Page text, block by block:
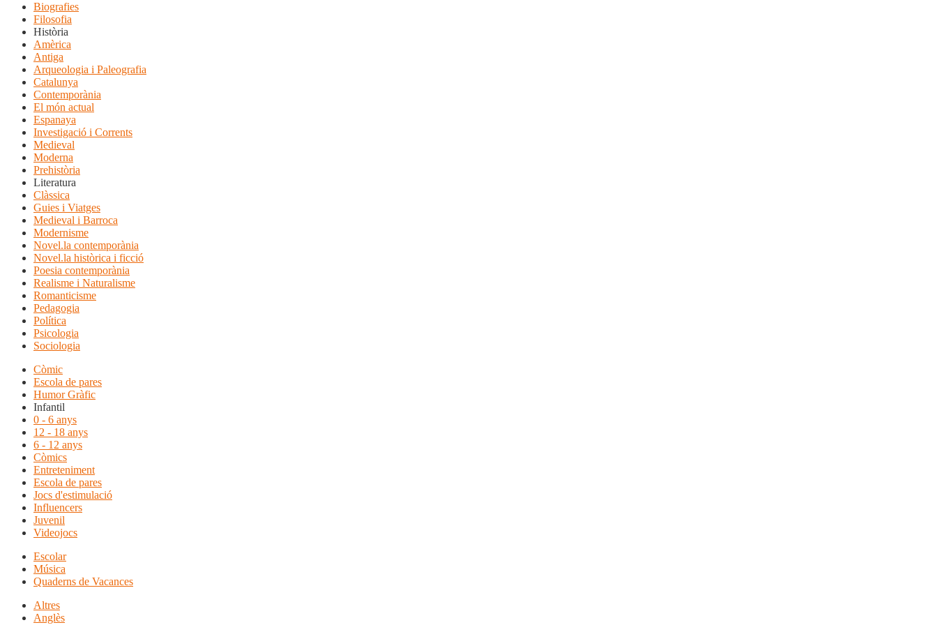
Biografies
Filosofia
Història
Amèrica
Antiga
Arqueologia i Paleografia
Catalunya
Contemporània
El món actual
Espanaya
Investigació i Corrents
Medieval
Moderna
Prehistòria
Literatura
Clàssica
Guies i Viatges
Medieval i Barroca
Modernisme
Novel.la contemporània
Novel.la històrica i ficció
Poesia contemporània
Realisme i Naturalisme
Romanticisme
Pedagogia
Política
Psicologia
Sociologia
Còmic
Escola de pares
Humor Gràfic
Infantil
0 - 6 anys
12 - 18 anys
6 - 12 anys
Còmics
Entreteniment
Escola de pares
Jocs d'estimulació
Influencers
Juvenil
Videojocs
Escolar
Música
Quaderns de Vacances
Altres
Anglès